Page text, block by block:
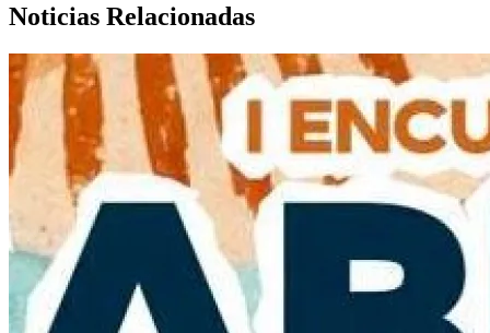
Noticias Relacionadas